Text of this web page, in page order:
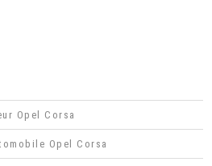
Opel Corsa
Opel Corsa